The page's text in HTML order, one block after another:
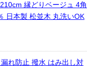
縁どりベージュ 4角
日本製 松並木 丸洗いOK
れ防止 撥水 はみ出し対